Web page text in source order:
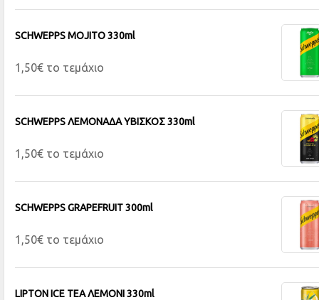
SCHWEPPS MOJITO 330ml
1,50€ το τεμάχιο
SCHWEPPS ΛΕΜΟΝΑΔΑ ΥΒΙΣΚΟΣ 330ml
1,50€ το τεμάχιο
SCHWEPPS GRAPEFRUIT 300ml
1,50€ το τεμάχιο
LIPTON ICE ΤΕΑ ΛΕΜΟΝΙ 330ml